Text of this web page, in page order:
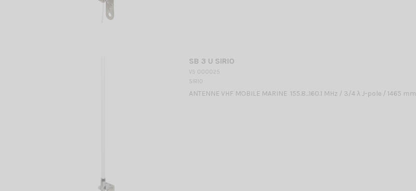
SB 3 U SIRIO
VS 000025
SIRIO
ANTENNE VHF MOBILE MARINE 155.8...160.1 MHz / 3/4 λ J-pole / 1465 mm